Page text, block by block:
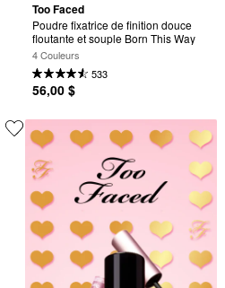
Too Faced
Poudre fixatrice de finition douce
floutante et souple Born This Way
4 Couleurs
533
56,00 $